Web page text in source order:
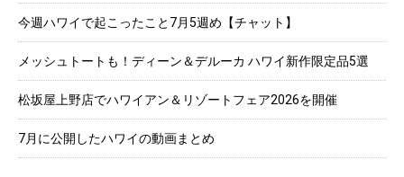
今週ハワイで起こったこと7月5週め【チャット】
メッシュトートも！ディーン＆デルーカ ハワイ新作限定品5選
松坂屋上野店でハワイアン＆リゾートフェア2026を開催
7月に公開したハワイの動画まとめ